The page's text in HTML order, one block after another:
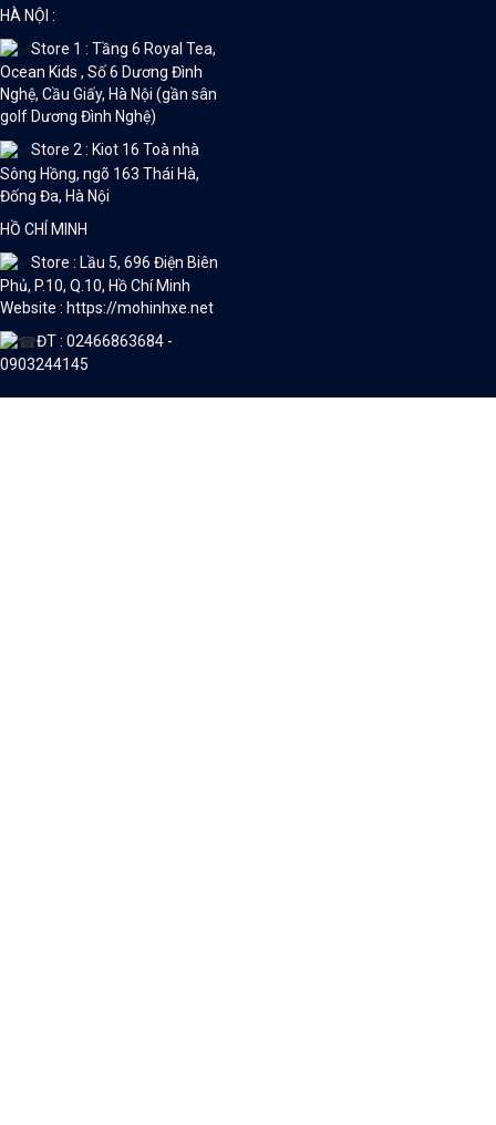
HÀ NỘI :
Store 1 : Tầng 6 Royal Tea,
Ocean Kids , Số 6 Dương Đình
Nghệ, Cầu Giấy, Hà Nội (gần sân
golf Dương Đình Nghệ)
Store 2 : Kiot 16 Toà nhà
Sông Hồng, ngõ 163 Thái Hà,
Đống Đa, Hà Nội
HỒ CHÍ MINH
Store : Lầu 5, 696 Điện Biên
Phủ, P.10, Q.10, Hồ Chí Minh
Website : https://mohinhxe.net
ĐT : 02466863684 -
0903244145